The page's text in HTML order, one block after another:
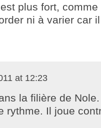
plus fort, comme
ni à varier car
at 12:23
la filière de Nole.
rythme. Il joue